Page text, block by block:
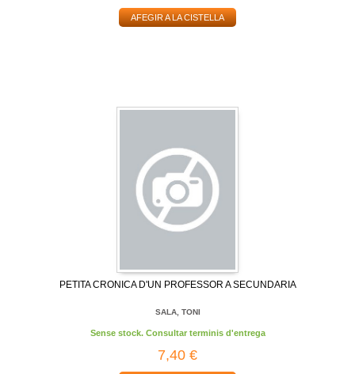
AFEGIR A LA CISTELLA
PETITA CRONICA D'UN PROFESSOR A SECUNDARIA
SALA, TONI
Sense stock. Consultar terminis d'entrega
7,40 €